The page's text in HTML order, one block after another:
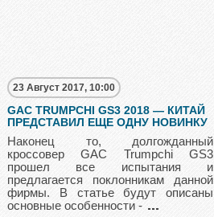
Nissan Opel Pagani
Peugeot Pontiac Porshe
23 Август 2017, 10:00
GAC TRUMPCHI GS3 2018 — КИТАЙ
ПРЕДСТАВИЛ ЕЩЕ ОДНУ НОВИНКУ
Наконец то, долгожданный
кроссовер GAC Trumpchi GS3
прошел все испытания и
предлагается поклонникам данной
фирмы. В статье будут описаны
основные особенности -